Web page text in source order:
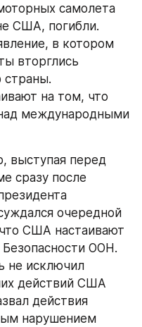
самолета
США, погибли.
в котором
вторглись
страны.
на том, что
международными
выступая перед
сразу после
очередной
США настаивают
ООН.
не исключил
действий США
действия
нарушением